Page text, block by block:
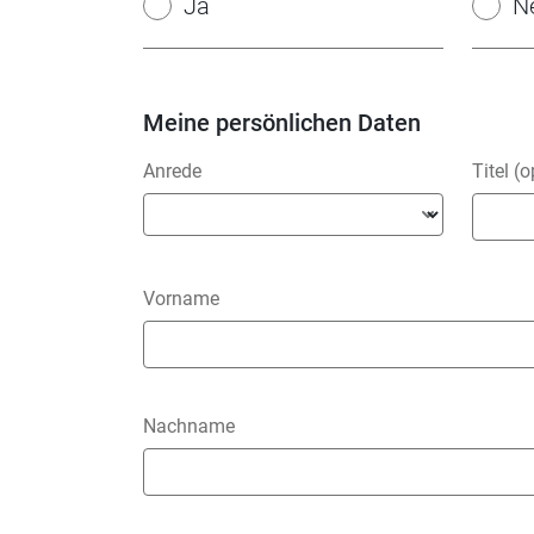
Ja
Meine persönlichen Daten
Anrede Titel
Vorname
Nachname